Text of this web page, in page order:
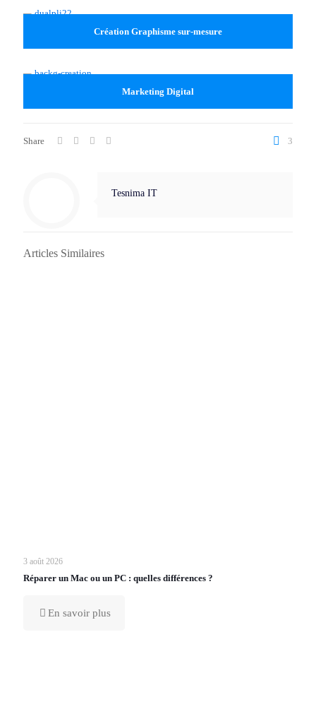
Création Graphisme sur-mesure
Marketing Digital
Share 3
Tesnima IT
Articles Similaires
3 août 2026
Réparer un Mac ou un PC : quelles différences ?
En savoir plus